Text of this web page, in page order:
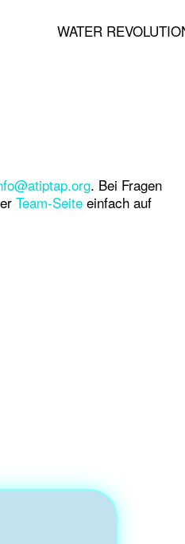
WATER
. Bei Fragen
Team-Seite einfach auf